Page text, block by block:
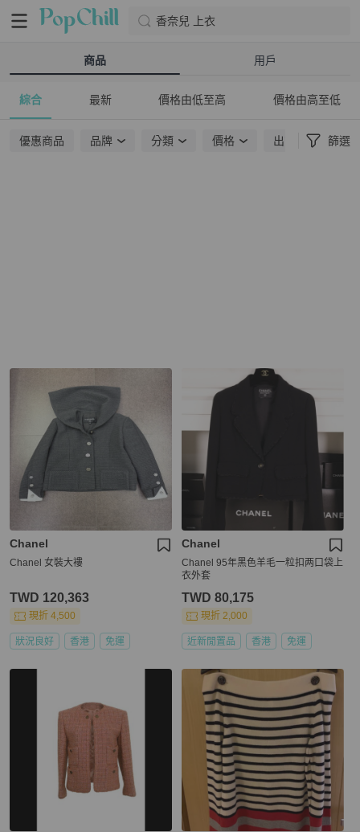
香奈兒 上衣
商品 用戶
綜合 最新 價格由低至高 價格由高至低
優惠商品 品牌 分類 價格 出貨地點 篩選
Chanel
Chanel 女裝大褸
TWD 120,363
現折 4,500
狀況良好 香港 免運
Chanel
Chanel 95年黑色羊毛一粒扣两口袋上
衣外套
TWD 80,175
現折 2,000
近新閒置品 香港 免運